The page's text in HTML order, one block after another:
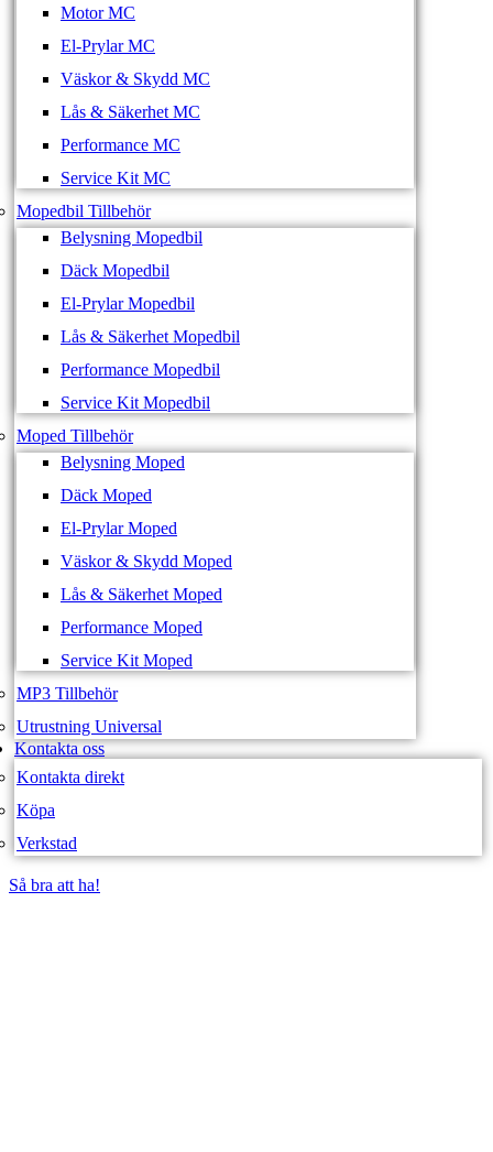
Motor MC
El-Prylar MC
Väskor & Skydd MC
Lås & Säkerhet MC
Performance MC
Service Kit MC
Mopedbil Tillbehör
Belysning Mopedbil
Däck Mopedbil
El-Prylar Mopedbil
Lås & Säkerhet Mopedbil
Performance Mopedbil
Service Kit Mopedbil
Moped Tillbehör
Belysning Moped
Däck Moped
El-Prylar Moped
Väskor & Skydd Moped
Lås & Säkerhet Moped
Performance Moped
Service Kit Moped
MP3 Tillbehör
Utrustning Universal
Kontakta oss
Kontakta direkt
Köpa
Verkstad
Så bra att ha!